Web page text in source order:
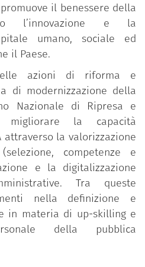
il benessere della
l’innovazione e la
umano, sociale ed
il Paese.
azioni di riforma e
di modernizzazione della
Nazionale di Ripresa e
migliorare la capacità
attraverso la valorizzazione
competenze e
e la digitalizzazione
Tra queste
nella definizione e
in materia di up-skilling e
della pubblica